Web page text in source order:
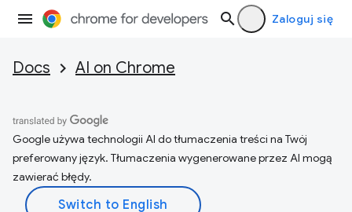
Zaloguj się
Docs AI on Chrome
Google używa technologii AI do tłumaczenia treści na Twój
preferowany język. Tłumaczenia wygenerowane przez AI mogą
zawierać błędy.